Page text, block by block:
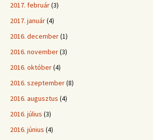
2017. február(3)
2017. január(4)
2016. december(1)
2016. november(3)
2016. október(4)
2016. szeptember(8)
2016. augusztus (4)
2016. július (3)
2016. június (4)